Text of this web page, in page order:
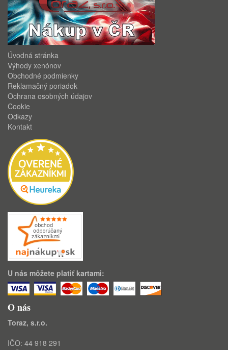
Úvodná stránka
Výhody xenónov
Obchodné podmienky
Reklamačný poriadok
Ochrana osobných údajov
Cookie
Odkazy
Kontakt
U nás môžete platiť kartami:
O nás
Toraz, s.r.o.
IČO: 44 918 291